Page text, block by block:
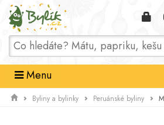
Domů
Menu
Byliny a bylinky Peruánské byliny